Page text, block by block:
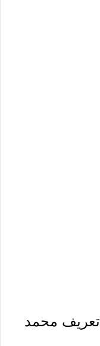
تعريف محمد